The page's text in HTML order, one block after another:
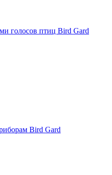
голосов птиц Bird Gard
Bird Gard